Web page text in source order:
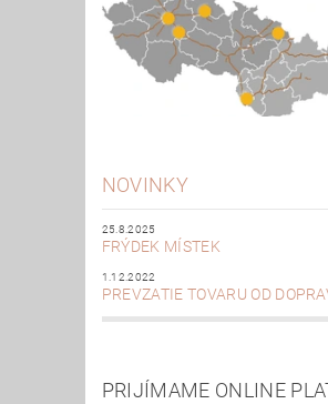
NOVINKY
25.8.2025
FRÝDEK MÍSTEK
1.12.2022
PREVZATIE TOVARU OD
PRIJÍMAME ONLINE